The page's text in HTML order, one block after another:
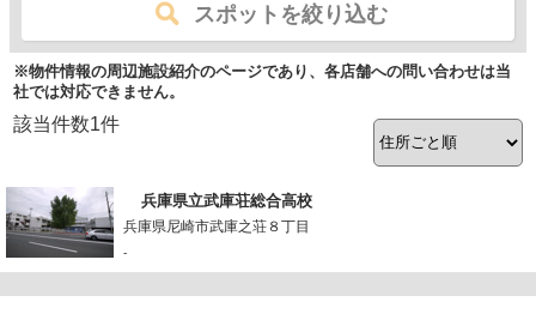
スポットを絞り込む
※物件情報の周辺施設紹介のページであり、各店舗への問い合わせは当
社では対応できません。
該当件数1件
兵庫県立武庫荘総合高校
兵庫県尼崎市武庫之荘８丁目
-